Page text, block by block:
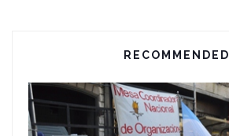
RECOMMENDED